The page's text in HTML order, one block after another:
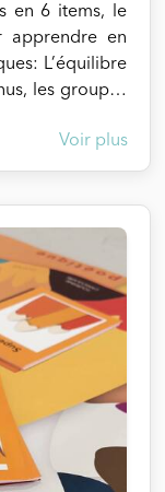
Voir plus
en 6 items, le
apprendre en
les groupes
produits…et